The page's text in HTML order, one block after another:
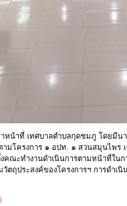
น้าที่ เทศบาลตำบลกุดชมภู โดยมี
มโครงการ ๑ อปท. ๑ สวนสมุนไพร
ะทำงานดำเนินการตามหน้าที่ในก
ถุประสงค์ของโครงการฯ การดำเ